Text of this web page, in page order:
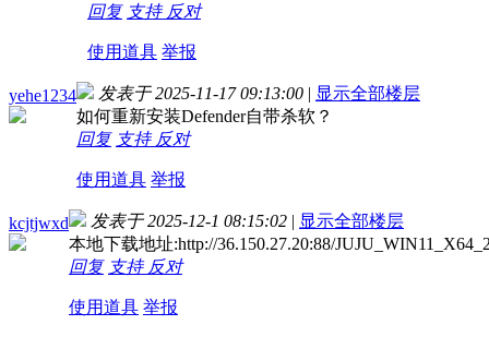
回复 支持 反对
使用道具 举报
yehe1234 发表于 2025-11-17 09:13:00 | 显示全部楼层
如何重新安装Defender自带杀软？
回复 支持 反对
使用道具 举报
kcjtjwxd 发表于 2025-12-1 08:15:02 | 显示全部楼层
本地下载地址:http://36.150.27.20:88/
回复 支持 反对
使用道具 举报